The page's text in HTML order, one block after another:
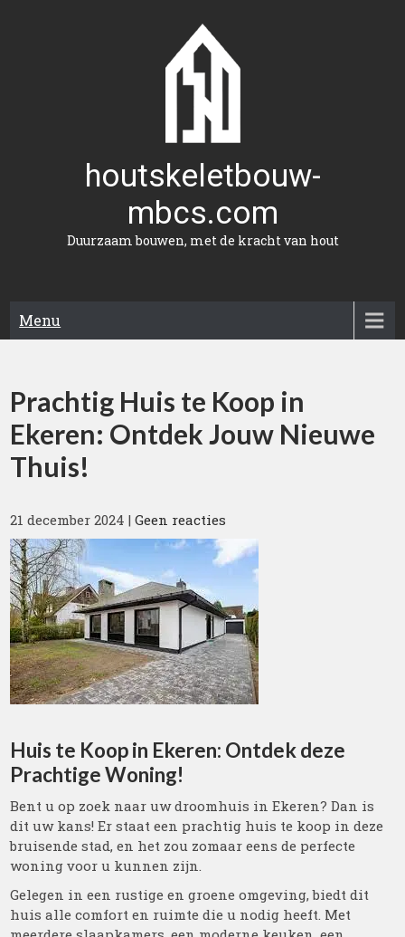
houtskeletbouw-
mbcs.com
Duurzaam bouwen, met de kracht van hout
Menu
Prachtig Huis te Koop in
Ekeren: Ontdek Jouw Nieuwe
Thuis!
21 december 2024 |Geen reacties
Huis te Koop in Ekeren: Ontdek deze
Prachtige Woning!
Bent u op zoek naar uw droomhuis in Ekeren? Dan is
dit uw kans! Er staat een prachtig huis te koop in deze
bruisende stad, en het zou zomaar eens de perfecte
woning voor u kunnen zijn.
Gelegen in een rustige en groene omgeving, biedt dit
huis alle comfort en ruimte die u nodig heeft. Met